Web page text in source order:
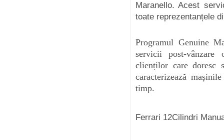
Maranello. Acest
toate reprezentanțele
Programul Genuine
servicii post-
clienților care doresc
caracterizează
timp.
Ferrari 12Cilindri